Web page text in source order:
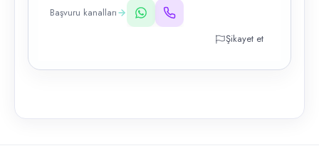
Başvuru kanalları
Şikayet et